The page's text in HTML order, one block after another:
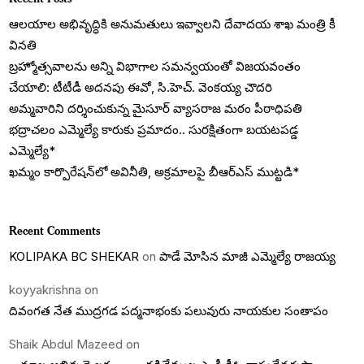
ఆలయాల అభివృద్ధికి అనుమతులు ఇవ్వాలని దేవాదయ శాఖ మంత్రి కీ
వినతి
బ్రహ్మోత్సవాలను అన్ని విభాగాల సమన్వయంతో విజయవంతం
చేయాలి: టీటీడీ అదనపు ఈవో, సి.హెచ్. వెంకయ్య చౌదరి
అమ్మవారిని దర్శించుకున్న మైసూర్ వ్యాసరాజ మఠం పీఠాధిపతి
భద్రాచలం ఎమ్మెల్యే కారుకు ప్రమాదం.. సురక్షితంగా బయటపడ్డ
ఎమ్మెల్యే*
ఖమ్మం కార్పొరేషన్‌లో అవినీతి, అక్రమాలపై బీఆర్ఎస్ ముట్టడి*
Recent Comments
KOLIPAKA BC SHEKAR onపాడే మోసిన మాజీ ఎమ్మెల్యే రాజయ్య
koyyakrishna on
దివంగత నేత ముద్రగడ పద్మనాభంకు పలువురు నాయకుల సంతాపం
Shaik Abdul Mazeed on